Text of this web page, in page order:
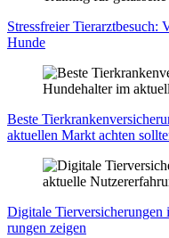
Stress­frei­er Tier­arzt­be­such:
Hun­de
Bes­te
aktu­el­len Markt ach­ten
Digi­ta­le
run­gen zei­gen